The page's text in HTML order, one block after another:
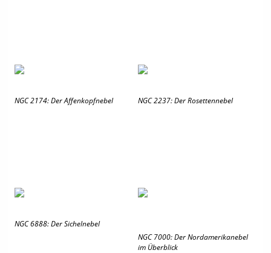
NGC 2174: Der Affenkopfnebel NGC 2237: Der Rosettennebel
NGC 6888: Der Sichelnebel
NGC 7000: Der Nordamerikanebel
im Überblick